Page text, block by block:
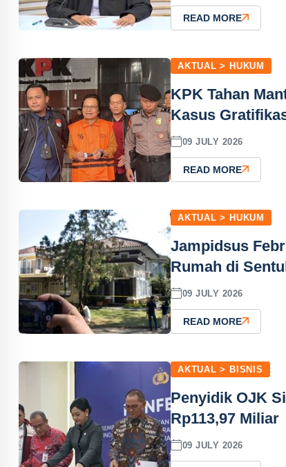
READ MORE
AKTUAL > HUKUM
KPK Tahan
Kasus
09 JULY 2026
READ MORE
AKTUAL > HUKUM
Jampidsus
Rumah di
09 JULY 2026
READ MORE
AKTUAL > BISNIS
Penyidik OJK
Rp113,97 Miliar
09 JULY 2026